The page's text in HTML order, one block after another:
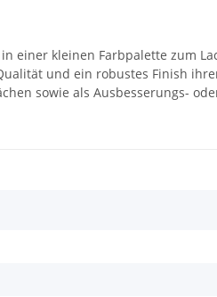
einer kleinen Farbpalette zum
und ein robustes Finish
sowie als Ausbesserungs-